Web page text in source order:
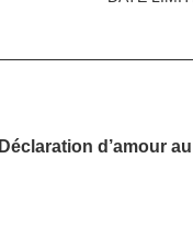
Déclaration d’amour